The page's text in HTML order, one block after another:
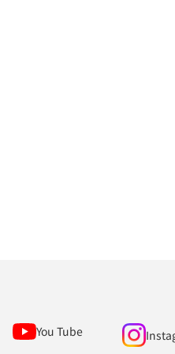
You Tube